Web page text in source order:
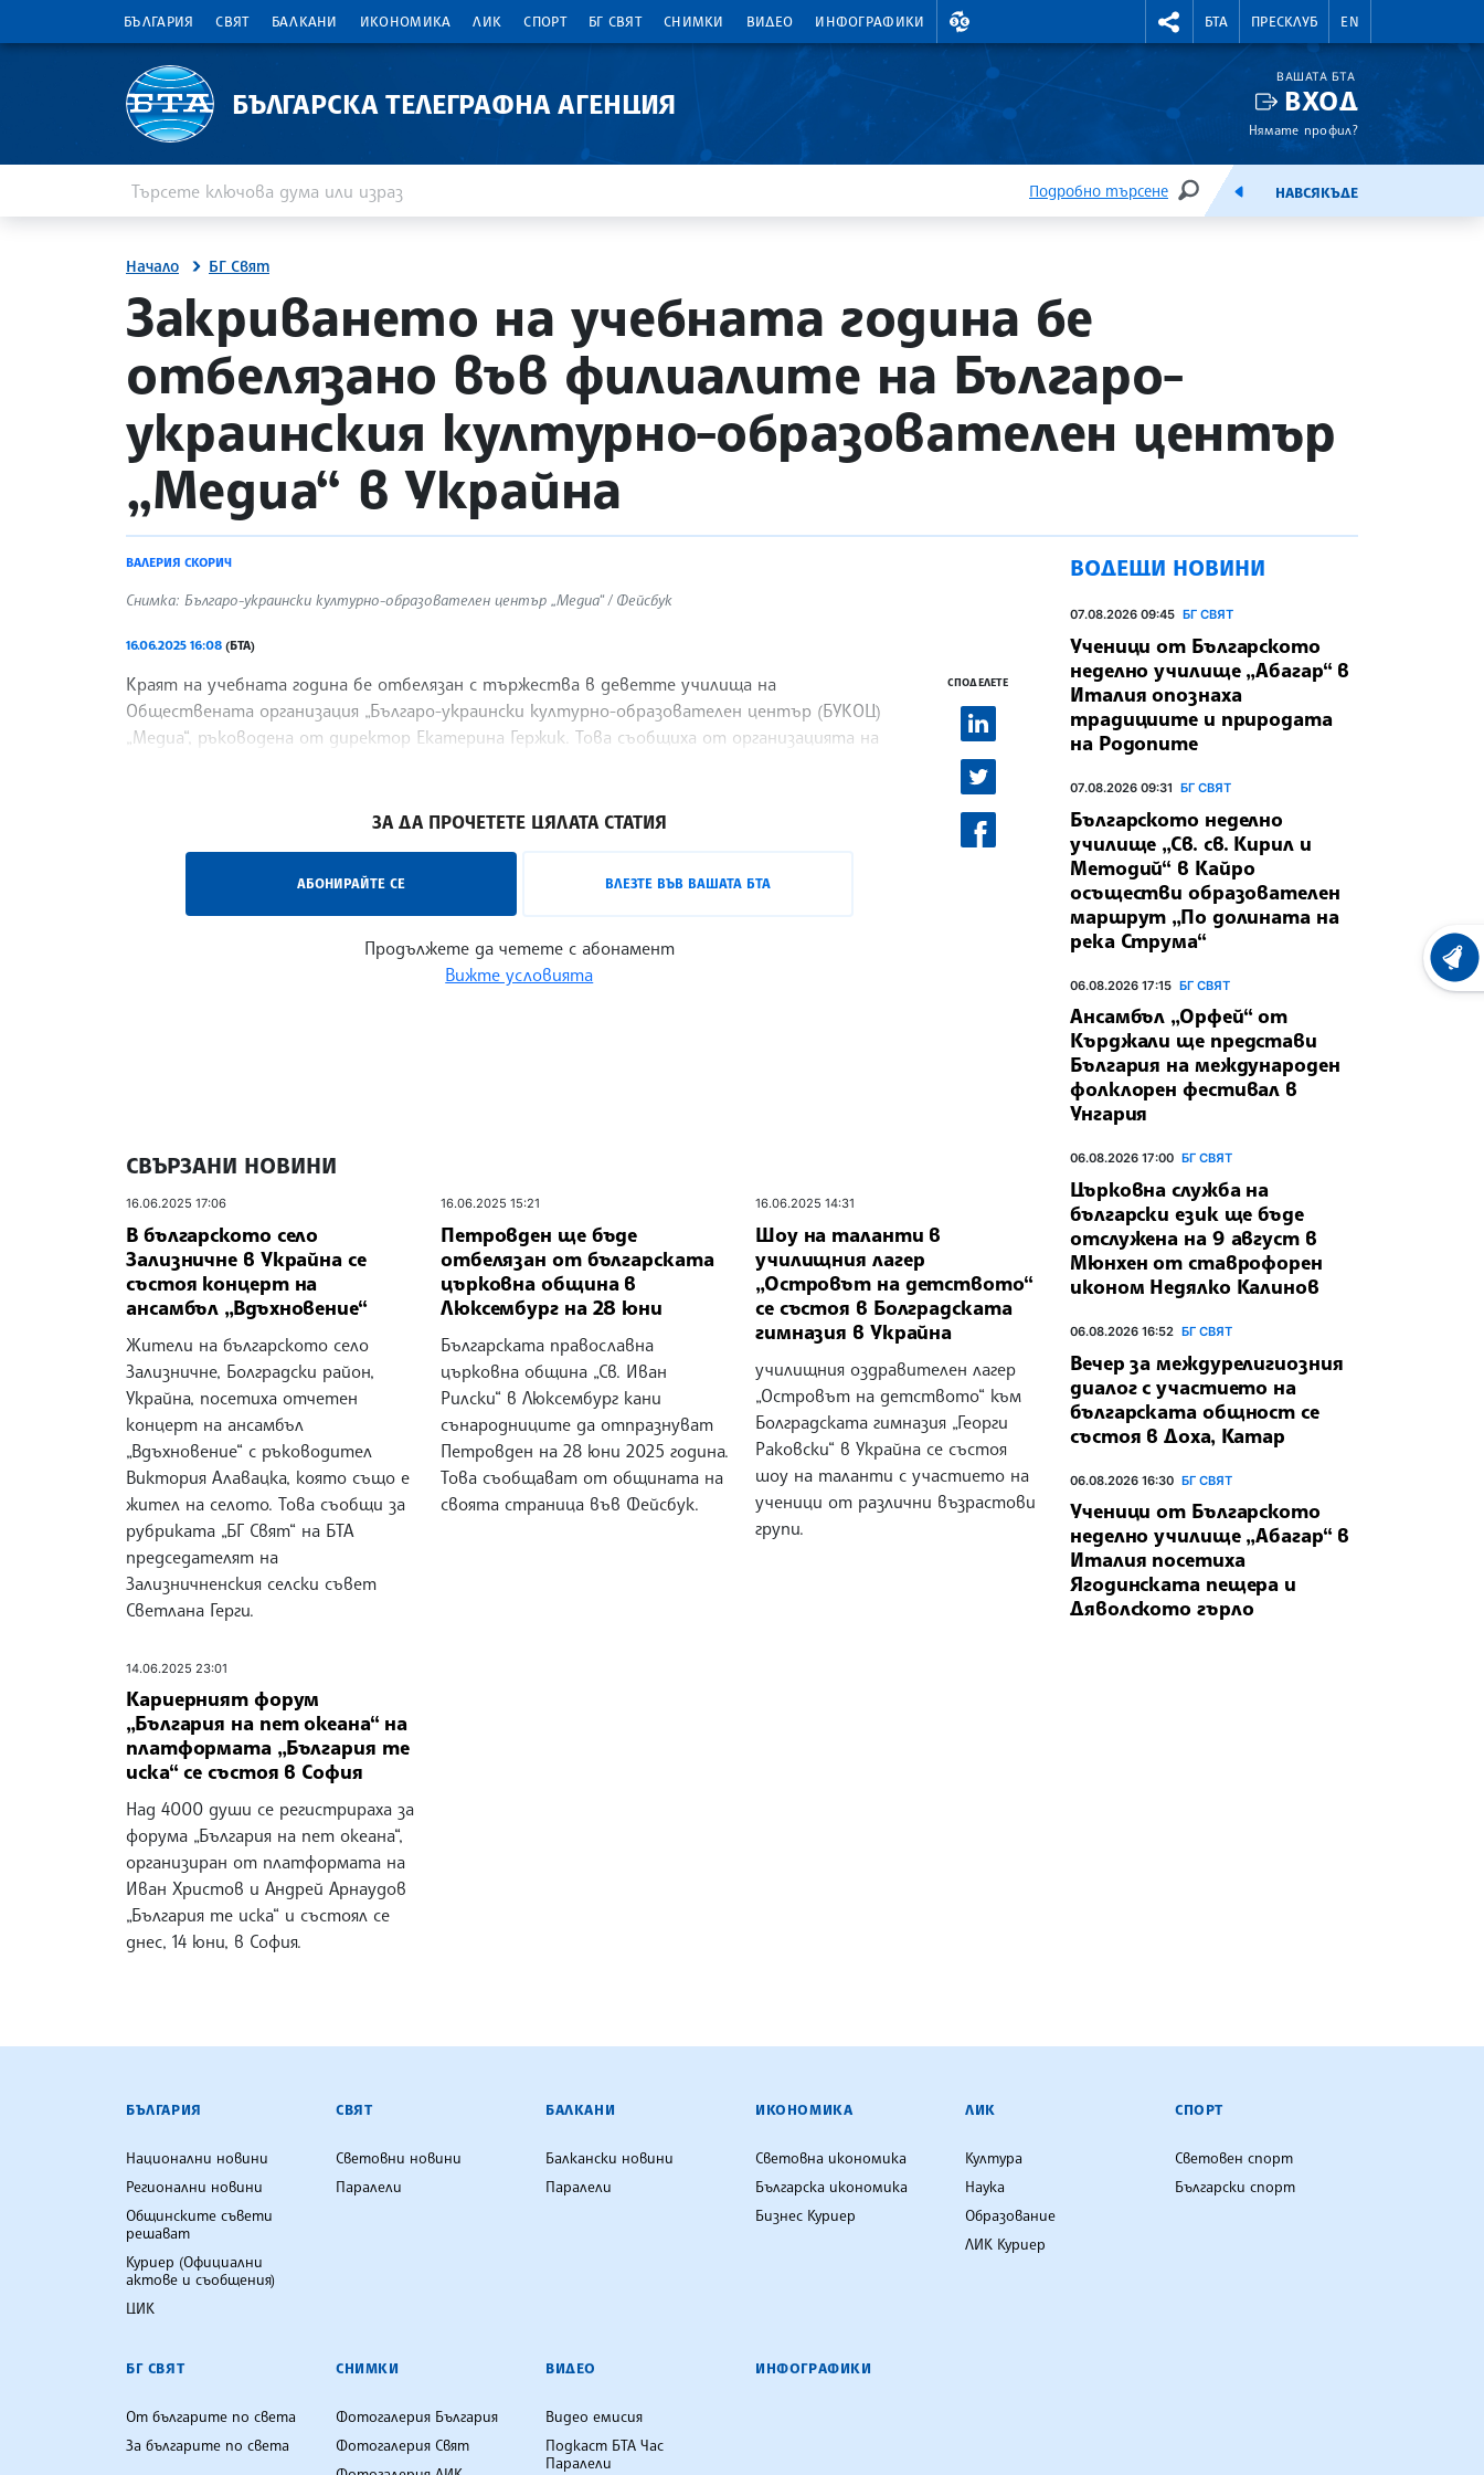
БЪЛГАРИЯ СВЯТ БАЛКАНИ ИКОНОМИКА ЛИК СПОРТ БГ СВЯТ СНИМКИ ВИДЕО ИНФОГРАФИКИ
ВАЛУТНИ КУРСОВЕ RIGHTMENU.SOCIAL
БТА ПРЕСКЛУБ EN
БЪЛГАРСКА ТЕЛЕГРАФНА АГЕНЦИЯ
ВАШАТА БТА
ВХОД
Нямате профил?
Подробно търсене
ТЪРСЕНЕЕМИСИЯНАВСЯКЪДЕ
Начало БГ Свят
site.bta
Закриването на учебната година бе
отбелязано във филиалите на Българо-
украинския културно-образователен център
„Медиа“ в Украйна
ВАЛЕРИЯ СКОРИЧ
Снимка: Българо-украински културно-образователен център „Медиа“ / Фейсбук
16.06.2025 16:08 (БТА)
Краят на учебната година бе отбелязан с тържества в деветте училища на
Обществената организация „Българо-украински културно-образователен център (БУКОЦ)
„Медиа“, ръководена от директор Екатерина Гержик. Това съобщиха от организацията на
ЗА ДА ПРОЧЕТЕТЕ ЦЯЛАТА СТАТИЯ
АБОНИРАЙТЕ СЕ ВЛЕЗТЕ ВЪВ ВАШАТА БТА
Продължете да четете с абонамент
Вижте условията
СПОДЕЛЕТЕ
СВЪРЗАНИ НОВИНИ
16.06.2025 17:06
В българското село
Зализничне в Украйна се
състоя концерт на
ансамбъл „Вдъхновение“
Жители на българското село
Зализничне, Болградски район,
Украйна, посетиха отчетен
концерт на ансамбъл
„Вдъхновение“ с ръководител
Виктория Алавацка, която също е
жител на селото. Това съобщи за
рубриката „БГ Свят“ на БТА
председателят на
Зализничненския селски съвет
Светлана Герги.
16.06.2025 15:21
Петровден ще бъде
отбелязан от българската
църковна община в
Люксембург на 28 юни
Българската православна
църковна община „Св. Иван
Рилски“ в Люксембург кани
сънародниците да отпразнуват
Петровден на 28 юни 2025 година.
Това съобщават от общината на
своята страница във Фейсбук.
16.06.2025 14:31
Шоу на таланти в
училищния лагер
„Островът на детството“
се състоя в Болградската
гимназия в Украйна
училищния оздравителен лагер
„Островът на детството“ към
Болградската гимназия „Георги
Раковски“ в Украйна се състоя
шоу на таланти с участието на
ученици от различни възрастови
групи.
14.06.2025 23:01
Кариерният форум
„България на пет океана“ на
платформата „България те
иска“ се състоя в София
Над 4000 души се регистрираха за
форума „България на пет океана“,
организиран от платформата на
Иван Христов и Андрей Арнаудов
„България те иска“ и състоял се
днес, 14 юни, в София.
ВОДЕЩИ НОВИНИ
07.08.2026 09:45 БГ СВЯТ
Ученици от Българското
неделно училище „Абагар“ в
Италия опознаха
традициите и природата
на Родопите
07.08.2026 09:31 БГ СВЯТ
Българското неделно
училище „Св. св. Кирил и
Методий“ в Кайро
осъществи образователен
маршрут „По долината на
река Струма“
06.08.2026 17:15 БГ СВЯТ
Ансамбъл „Орфей“ от
Кърджали ще представи
България на международен
фолклорен фестивал в
Унгария
06.08.2026 17:00 БГ СВЯТ
Църковна служба на
български език ще бъде
отслужена на 9 август в
Мюнхен от ставрофорен
иконом Недялко Калинов
06.08.2026 16:52 БГ СВЯТ
Вечер за междурелигиозния
диалог с участието на
българската общност се
състоя в Доха, Катар
06.08.2026 16:30 БГ СВЯТ
Ученици от Българското
неделно училище „Абагар“ в
Италия посетиха
Ягодинската пещера и
Дяволското гърло
БЪЛГАРСКА ТЕЛЕГРАФНА АГЕНЦИЯ
БЪЛГАРИЯ
Национални новини
Регионални новини
Общинските съвети
решават
Куриер (Официални
актове и съобщения)
ЦИК
СВЯТ
Световни новини
Паралели
БАЛКАНИ
Балкански новини
Паралели
ИКОНОМИКА
Световна икономика
Българска икономика
Бизнес Куриер
ЛИК
Култура
Наука
Образование
ЛИК Куриер
СПОРТ
Световен спорт
Български спорт
БГ СВЯТ
От българите по света
За българите по света
СНИМКИ
Фотогалерия България
Фотогалерия Свят
ВИДЕО
Видео емисия
Подкаст БТА Час
Паралели
ИНФОГРАФИКИ